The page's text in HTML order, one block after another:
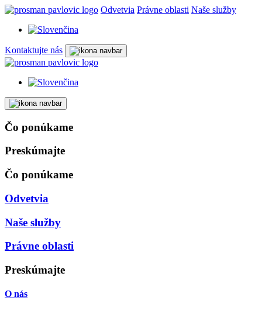
Odvetvia Právne oblasti Naše služby
Kontaktujte nás
Čo ponúkame
Preskúmajte
Čo ponúkame
Odvetvia
Naše služby
Právne oblasti
Preskúmajte
O nás